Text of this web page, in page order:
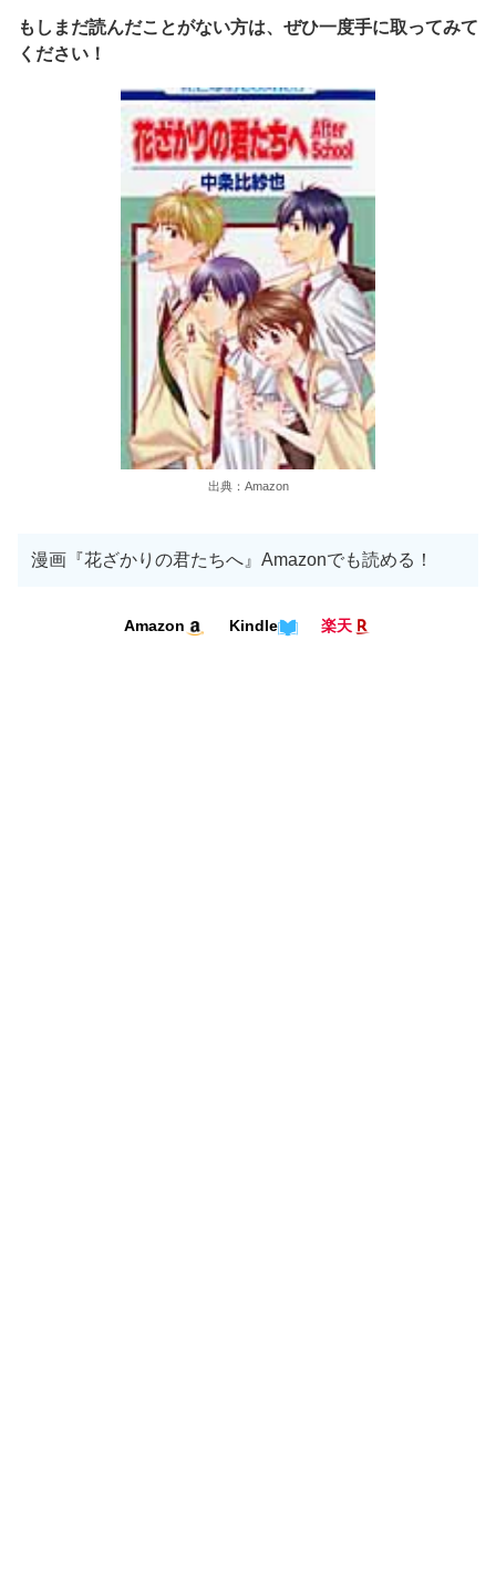
もしまだ読んだことがない方は、ぜひ一度手に取ってみて
ください！
出典：Amazon
漫画『花ざかりの君たちへ』Amazonでも読める！
Amazon Kindle 楽天